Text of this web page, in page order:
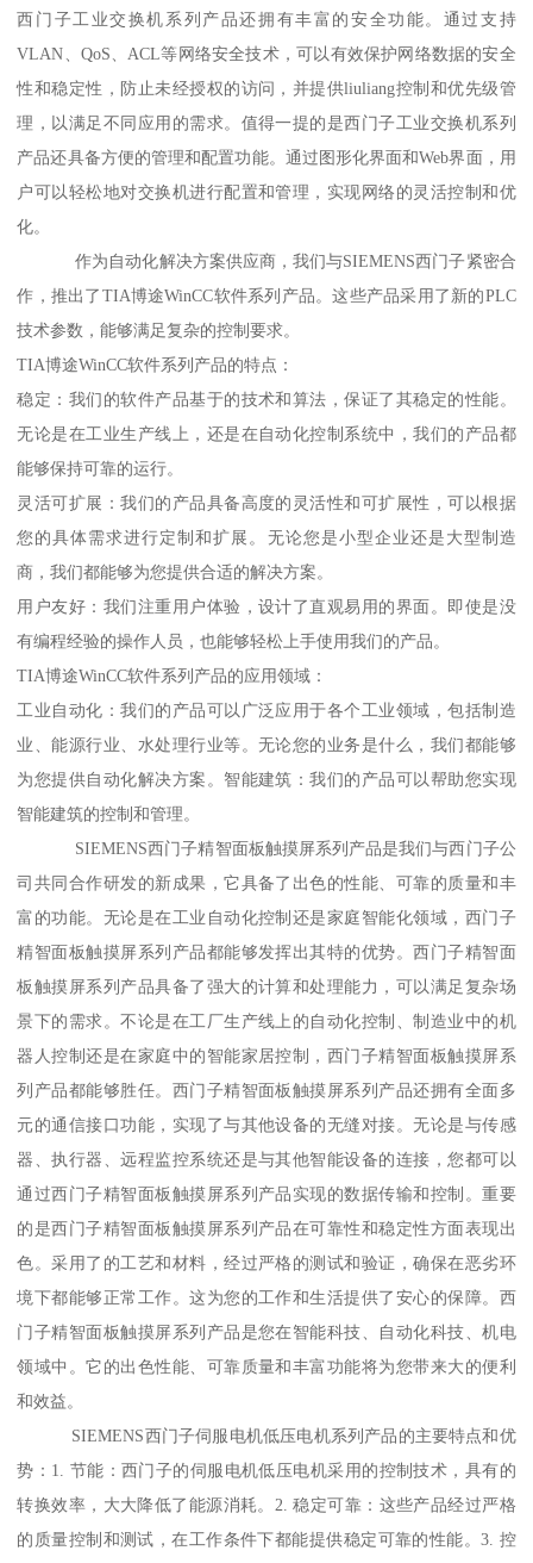
西门子工业交换机系列产品还拥有丰富的安全功能。通过支持
VLAN、QoS、ACL等网络安全技术，可以有效保护网络数据的安全
性和稳定性，防止未经授权的访问，并提供liuliang控制和优先级管
理，以满足不同应用的需求。值得一提的是西门子工业交换机系列
产品还具备方便的管理和配置功能。通过图形化界面和Web界面，用
户可以轻松地对交换机进行配置和管理，实现网络的灵活控制和优
化。
作为自动化解决方案供应商，我们与SIEMENS西门子紧密合
作，推出了TIA博途WinCC软件系列产品。这些产品采用了新的PLC
技术参数，能够满足复杂的控制要求。
TIA博途WinCC软件系列产品的特点：
稳定：我们的软件产品基于的技术和算法，保证了其稳定的性能。
无论是在工业生产线上，还是在自动化控制系统中，我们的产品都
能够保持可靠的运行。
灵活可扩展：我们的产品具备高度的灵活性和可扩展性，可以根据
您的具体需求进行定制和扩展。无论您是小型企业还是大型制造
商，我们都能够为您提供合适的解决方案。
用户友好：我们注重用户体验，设计了直观易用的界面。即使是没
有编程经验的操作人员，也能够轻松上手使用我们的产品。
TIA博途WinCC软件系列产品的应用领域：
工业自动化：我们的产品可以广泛应用于各个工业领域，包括制造
业、能源行业、水处理行业等。无论您的业务是什么，我们都能够
为您提供自动化解决方案。智能建筑：我们的产品可以帮助您实现
智能建筑的控制和管理。
SIEMENS西门子精智面板触摸屏系列产品是我们与西门子公
司共同合作研发的新成果，它具备了出色的性能、可靠的质量和丰
富的功能。无论是在工业自动化控制还是家庭智能化领域，西门子
精智面板触摸屏系列产品都能够发挥出其特的优势。西门子精智面
板触摸屏系列产品具备了强大的计算和处理能力，可以满足复杂场
景下的需求。不论是在工厂生产线上的自动化控制、制造业中的机
器人控制还是在家庭中的智能家居控制，西门子精智面板触摸屏系
列产品都能够胜任。西门子精智面板触摸屏系列产品还拥有全面多
元的通信接口功能，实现了与其他设备的无缝对接。无论是与传感
器、执行器、远程监控系统还是与其他智能设备的连接，您都可以
通过西门子精智面板触摸屏系列产品实现的数据传输和控制。重要
的是西门子精智面板触摸屏系列产品在可靠性和稳定性方面表现出
色。采用了的工艺和材料，经过严格的测试和验证，确保在恶劣环
境下都能够正常工作。这为您的工作和生活提供了安心的保障。西
门子精智面板触摸屏系列产品是您在智能科技、自动化科技、机电
领域中。它的出色性能、可靠质量和丰富功能将为您带来大的便利
和效益。
SIEMENS西门子伺服电机低压电机系列产品的主要特点和优
势：1. 节能：西门子的伺服电机低压电机采用的控制技术，具有的
转换效率，大大降低了能源消耗。2. 稳定可靠：这些产品经过严格
的质量控制和测试，在工作条件下都能提供稳定可靠的性能。3. 控